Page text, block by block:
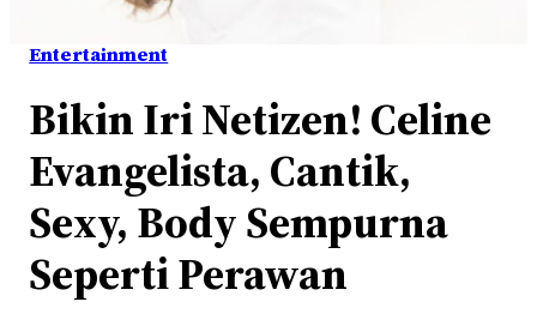
Entertainment
Bikin Iri Netizen! Celine
Evangelista, Cantik,
Sexy, Body Sempurna
Seperti Perawan